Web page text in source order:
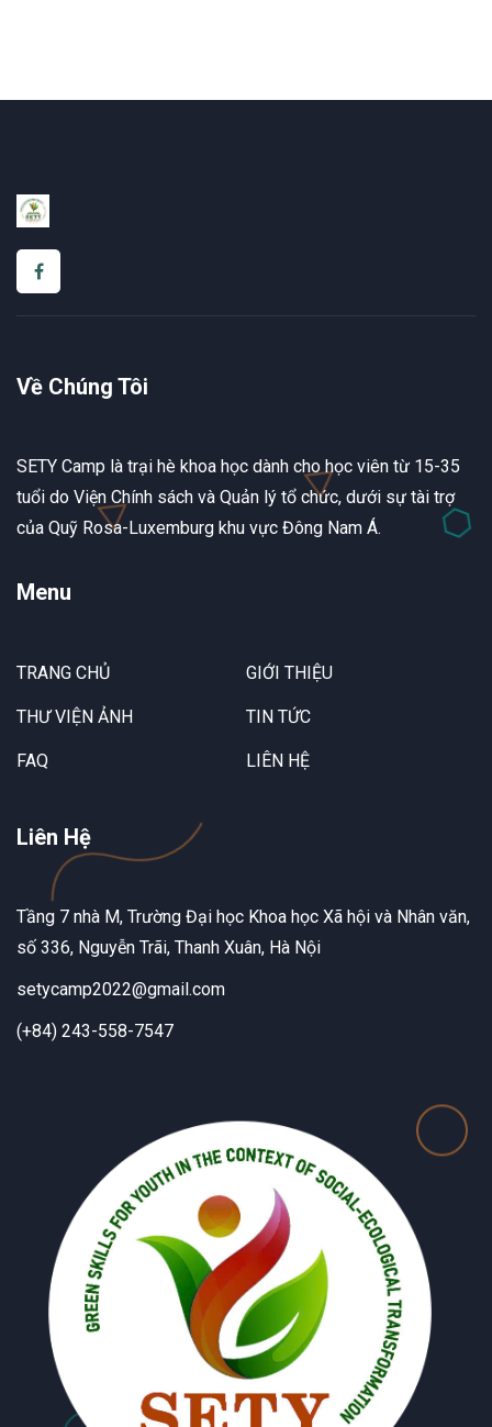
Về Chúng Tôi
SETY Camp là trại hè khoa học dành cho học viên từ 15-35
tuổi do Viện Chính sách và Quản lý tổ chức, dưới sự tài trợ
của Quỹ Rosa-Luxemburg khu vực Đông Nam Á.
Menu
TRANG CHỦ GIỚI THIỆU
THƯ VIỆN ẢNH TIN TỨC
FAQ LIÊN HỆ
Liên Hệ
Tầng 7 nhà M, Trường Đại học Khoa học Xã hội và Nhân văn,
số 336, Nguyễn Trãi, Thanh Xuân, Hà Nội
setycamp2022@gmail.com
(+84) 243-558-7547